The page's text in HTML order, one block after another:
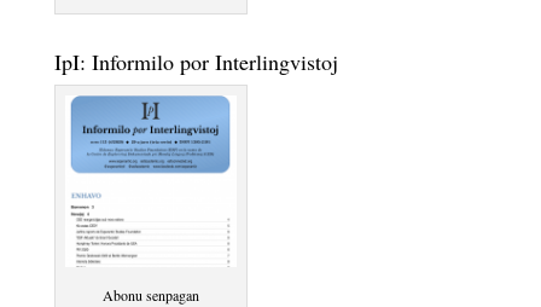
IpI: Informilo por Interlingvistoj
Abonu senpagan